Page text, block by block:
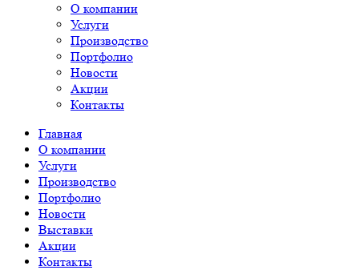
О компании
Услуги
Производство
Портфолио
Новости
Акции
Контакты
Главная
О компании
Услуги
Производство
Портфолио
Новости
Выставки
Акции
Контакты